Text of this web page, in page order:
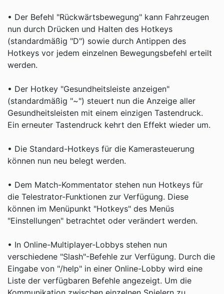
• Der Befehl "Rückwärtsbewegung" kann Fahrzeugen
nun durch Drücken und Halten des Hotkeys
(standardmäßig "D") sowie durch Antippen des
Hotkeys vor jedem einzelnen Bewegungsbefehl erteilt
werden.
• Der Hotkey "Gesundheitsleiste anzeigen"
(standardmäßig "~") steuert nun die Anzeige aller
Gesundheitsleisten mit einem einzigen Tastendruck.
Ein erneuter Tastendruck kehrt den Effekt wieder um.
• Die Standard-Hotkeys für die Kamerasteuerung
können nun neu belegt werden.
• Dem Match-Kommentator stehen nun Hotkeys für
die Telestrator-Funktionen zur Verfügung. Diese
können im Menüpunkt "Hotkeys" des Menüs
"Einstellungen" betrachtet oder verändert werden.
• In Online-Multiplayer-Lobbys stehen nun
verschiedene "Slash"-Befehle zur Verfügung. Durch die
Eingabe von "/help" in einer Online-Lobby wird eine
Liste der verfügbaren Befehle angezeigt. Um die